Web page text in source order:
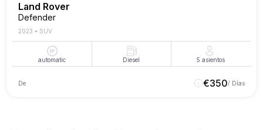
Land Rover
Defender
2023 • SUV
automatic Diesel 5 asientos
De €350/ Días